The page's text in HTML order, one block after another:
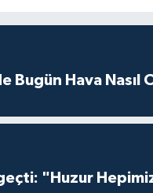
Bugün Hava Nasıl
"Huzur